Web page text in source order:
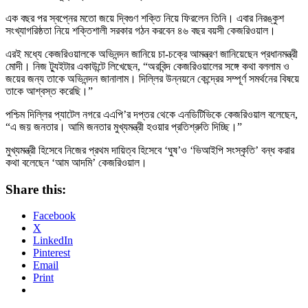
এক বছর পর স্বপ্নের মতো জয়ে দ্বিগুণ শক্তি নিয়ে ফিরলেন তিনি। এবার নিরঙ্কুশ
সংখ্যাগরিষ্ঠতা নিয়ে শক্তিশালী সরকার গঠন করবেন ৪৬ বছর বয়সী কেজরিওয়াল।
এরই মধ্যে কেজরিওয়ালকে অভিনন্দন জানিয়ে চা-চক্রে আমন্ত্রণ জানিয়েছেন প্রধানমন্ত্রী
মোদী। নিজ ট্যুইটার একাউন্টে লিখেছেন, “অরবিন্দ কেজরিওয়ালের সঙ্গে কথা বললাম ও
জয়ের জন্য তাকে অভিনন্দন জানালাম। দিল্লির উন্নয়নে কেন্দ্রের সম্পূর্ণ সমর্থনের বিষয়ে
তাকে আশ্বস্ত করেছি।”
পশ্চিম দিল্লির প্যাটেল নগরে এএপি’র দপ্তর থেকে এনডিটিভিকে কেজরিওয়াল বলেছেন,
“এ জয় জনতার। আমি জনতার মুখ্যমন্ত্রী হওয়ার প্রতিশ্রুতি দিচ্ছি।”
মুখ্যমন্ত্রী হিসেবে নিজের প্রথম দায়িত্ব হিসেবে ‘ঘুষ’ও ‘ভিআইপি সংস্কৃতি’ বন্ধ করার
কথা বলেছেন ‘আম আদমি’ কেজরিওয়াল।
Share this:
Facebook
X
LinkedIn
Pinterest
Email
Print